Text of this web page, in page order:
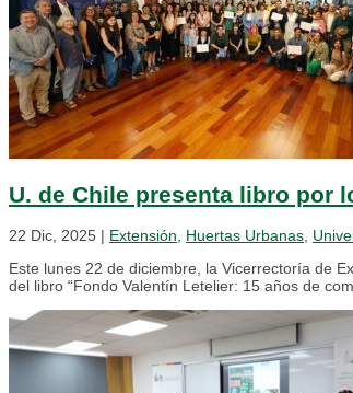
U. de Chile presenta libro por
22 Dic, 2025 | Extensión Huertas Urbanas
Este lunes 22 de diciembre, la Vicerrectoría de
del libro “Fondo Valentín Letelier: 15 años de